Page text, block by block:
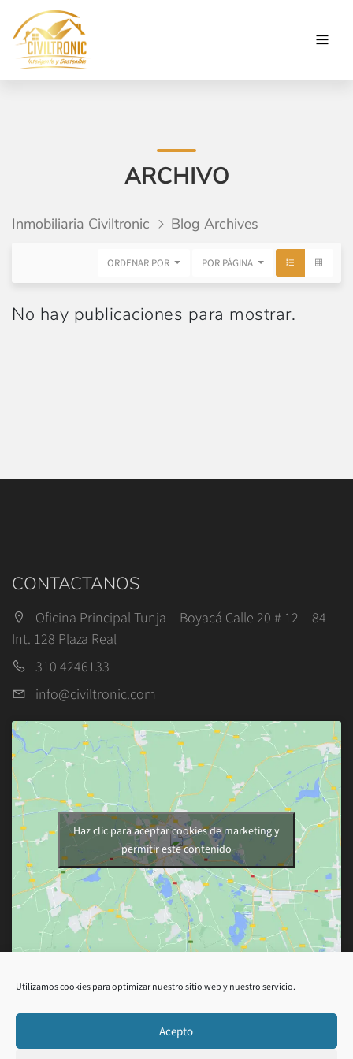
Utilizamos cookies para optimizar nuestro sitio web y nuestro servicio.
Acepto
ARCHIVO
Inmobiliaria Civiltronic Blog Archives
ORDENAR POR POR PÁGINA
No hay publicaciones para mostrar.
CONTACTANOS
Oficina Principal Tunja – Boyacá Calle 20 # 12 – 84
Int. 128 Plaza Real
310 4246133
info@civiltronic.com
Haz clic para aceptar cookies de marketing y
permitir este contenido